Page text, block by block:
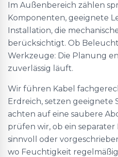
Im Außenbereich zählen
Komponenten, geeignete
Installation, die
berücksichtigt. Ob
Werkzeuge: Die Planung
zuverlässig läuft.
Wir führen Kabel
Erdreich, setzen geeignete
achten auf eine saubere
prüfen wir, ob ein
sinnvoll oder
wo Feuchtigkeit